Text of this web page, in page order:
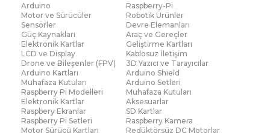
Arduino
Raspberry-Pi
Motor ve Sürücüler
Robotik Ürünler
Sensörler
Devre Elemanları
Güç Kaynakları
Araç ve Gereçler
Elektronik Kartlar
Geliştirme Kartları
LCD ve Display
Kablosuz İletişim
Drone ve Bileşenler (FPV)
3D Yazıcı ve Tarayıcılar
Arduino Kartları
Arduino Shield
Muhafaza Kutuları
Arduino Setleri
Raspberry Pi Modelleri
Muhafaza Kutuları
Elektronik Kartlar
Aksesuarlar
Raspbery Ekranlar
SD Kartlar
Raspberry Pi Setleri
Raspberry Kamera
Motor Sürücü Kartları
Redüktörsüz DC Motorlar